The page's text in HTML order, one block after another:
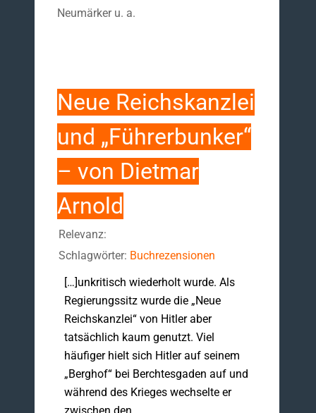
Neumärker u. a.
Neue Reichskanzlei
und „Führerbunker“
– von Dietmar
Arnold
Relevanz:
Schlagwörter: Buchrezensionen
[…]unkritisch wiederholt wurde. Als
Regierungssitz wurde die „Neue
Reichskanzlei“ von Hitler aber
tatsächlich kaum genutzt. Viel
häufiger hielt sich Hitler auf seinem
„Berghof“ bei Berchtesgaden auf und
während des Krieges wechselte er